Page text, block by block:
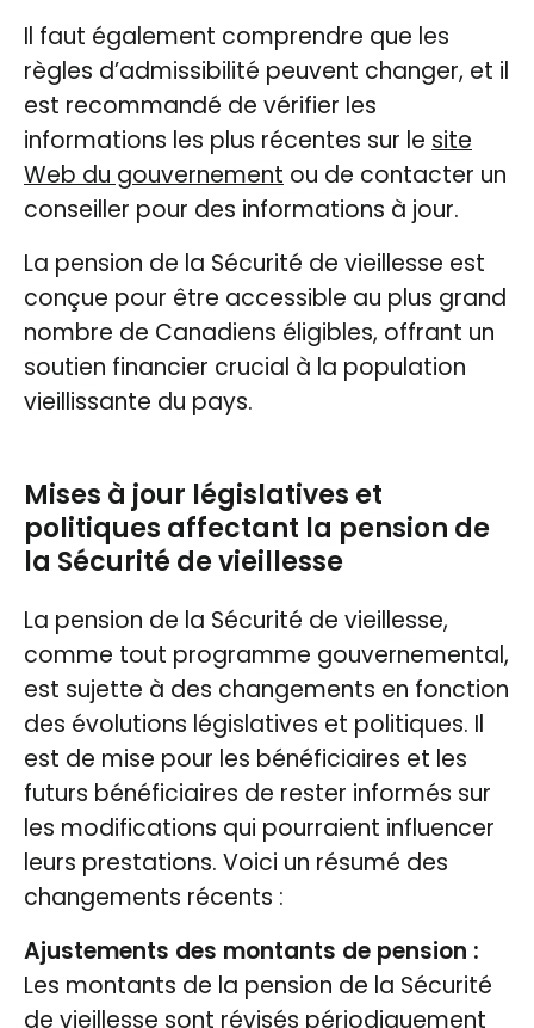
Il faut également comprendre que les
règles d’admissibilité peuvent changer, et il
est recommandé de vérifier les
informations les plus récentes sur le site
Web du gouvernement ou de contacter un
conseiller pour des informations à jour.
La pension de la Sécurité de vieillesse est
conçue pour être accessible au plus grand
nombre de Canadiens éligibles, offrant un
soutien financier crucial à la population
vieillissante du pays.
Mises à jour législatives et
politiques affectant la pension de
la Sécurité de vieillesse
La pension de la Sécurité de vieillesse,
comme tout programme gouvernemental,
est sujette à des changements en fonction
des évolutions législatives et politiques. Il
est de mise pour les bénéficiaires et les
futurs bénéficiaires de rester informés sur
les modifications qui pourraient influencer
leurs prestations. Voici un résumé des
changements récents :
Ajustements des montants de pension :
Les montants de la pension de la Sécurité
de vieillesse sont révisés périodiquement